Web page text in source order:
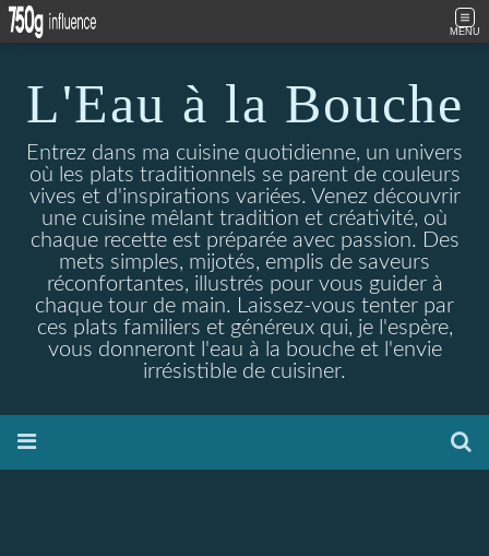
MENU
L'Eau à la Bouche
Entrez dans ma cuisine quotidienne, un univers
où les plats traditionnels se parent de couleurs
vives et d'inspirations variées. Venez découvrir
une cuisine mêlant tradition et créativité, où
chaque recette est préparée avec passion. Des
mets simples, mijotés, emplis de saveurs
réconfortantes, illustrés pour vous guider à
chaque tour de main. Laissez-vous tenter par
ces plats familiers et généreux qui, je l'espère,
vous donneront l'eau à la bouche et l'envie
irrésistible de cuisiner.